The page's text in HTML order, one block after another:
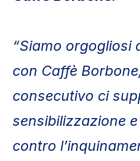
“Siamo orgogliosi
con Caffè
consecutivo ci
sensibilizzazione
contro